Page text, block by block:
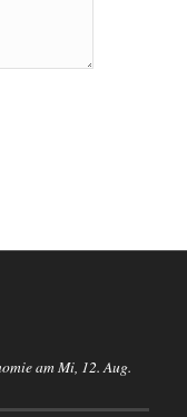
am Mi, 12. Aug.